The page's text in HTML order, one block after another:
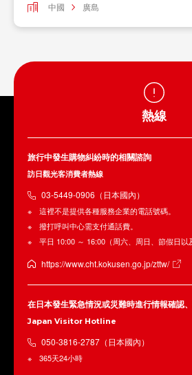
中國 廣島
熱線
旅行中發生購物糾紛時的相關諮詢
訪日觀光客消費者熱線
03-5449-0906（日本國內）
這裡不是提供各種服務企業的電話號碼。
撥打呼叫中心需支付通話費。
平日 10:00 ～ 16:00（周六、周日、節假日以
https://www.cht.kokusen.go.jp/zttw/
在日本發生緊急情況或災難時進行情報確認
Japan Visitor Hotline
050-3816-2787（日本國內）
365天24小時